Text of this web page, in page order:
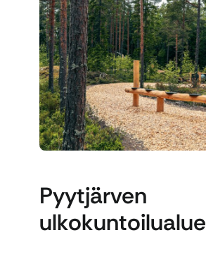
Pyytjärven
ulkokuntoilualue